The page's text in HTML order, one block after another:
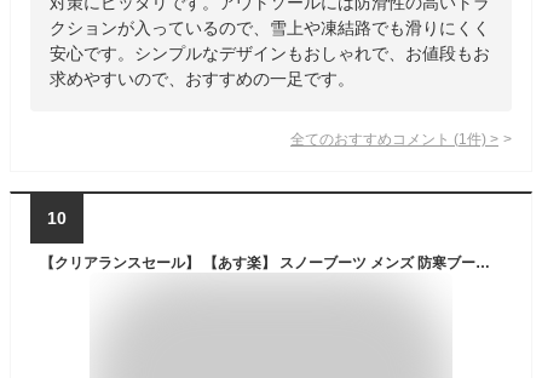
クションが入っているので、雪上や凍結路でも滑りにくく
安心です。シンプルなデザインもおしゃれで、お値段もお
求めやすいので、おすすめの一足です。
全てのおすすめコメント (1 件) >
10
【クリアランスセール】 【あす楽】 スノーブーツ メンズ 防寒ブーツ ウィンターブーツ moz モズ 冬 防水 雪 雨 M-LLL 黒 ブラック カーキ ネイビー ベージュ 防滑 内側 フリース あったかい 防滑底 滑りにくい クッション中敷き moz 2673